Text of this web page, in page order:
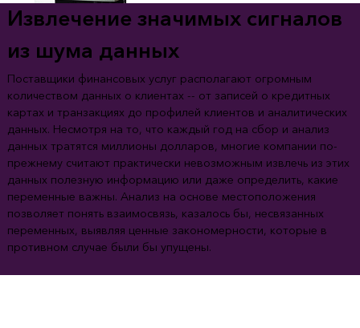
Извлечение значимых сигналов
из шума данных
Поставщики финансовых услуг располагают огромным
количеством данных о клиентах -- от записей о кредитных
картах и транзакциях до профилей клиентов и аналитических
данных. Несмотря на то, что каждый год на сбор и анализ
данных тратятся миллионы долларов, многие компании по-
прежнему считают практически невозможным извлечь из этих
данных полезную информацию или даже определить, какие
переменные важны. Анализ на основе местоположения
позволяет понять взаимосвязь, казалось бы, несвязанных
переменных, выявляя ценные закономерности, которые в
противном случае были бы упущены.